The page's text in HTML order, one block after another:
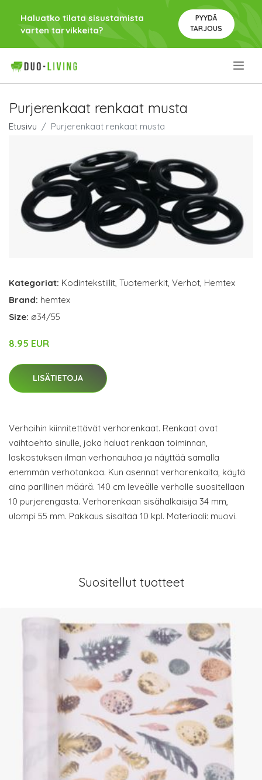
Haluatko tilata sisustamista
varten tarvikkeita?
PYYDÄ
TARJOUS
Purjerenkaat renkaat musta
Etusivu Purjerenkaat renkaat musta
Kategoriat: Kodintekstiilit, Tuotemerkit, Verhot, Hemtex
Brand: hemtex
Size: ø34/55
8.95 EUR
LISÄTIETOJA
Verhoihin kiinnitettävät verhorenkaat. Renkaat ovat
vaihtoehto sinulle, joka haluat renkaan toiminnan,
laskostuksen ilman verhonauhaa ja näyttää samalla
enemmän verhotankoa. Kun asennat verhorenkaita, käytä
aina parillinen määrä. 140 cm leveälle verholle suositellaan
10 purjerengasta. Verhorenkaan sisähalkaisija 34 mm,
ulompi 55 mm. Pakkaus sisältää 10 kpl. Materiaali: muovi.
Suositellut tuotteet